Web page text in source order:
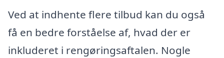
Ved at indhente flere tilbud kan du også
få en bedre forståelse af, hvad der er
inkluderet i rengøringsaftalen. Nogle